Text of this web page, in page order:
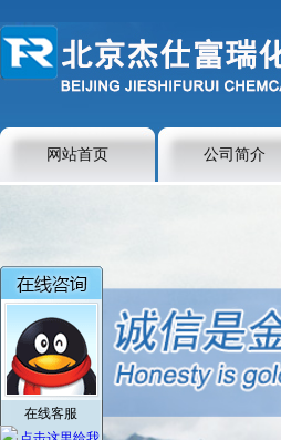
网站首页 公司简介
在线客服